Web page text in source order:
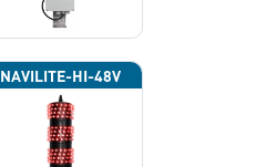
NAVILITE-HI-48V